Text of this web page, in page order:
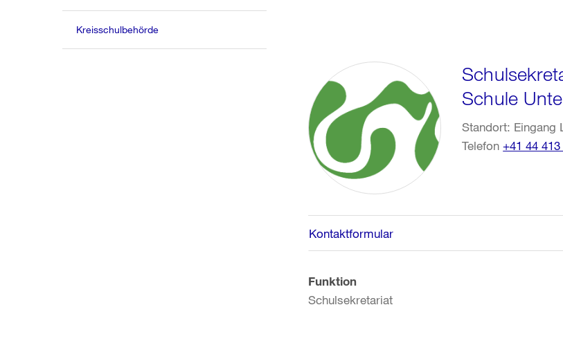
Schule
Standort: Eingang
Telefon+41 44
Kontaktformular
Funktion
Schulsekretariat
Kreisschulbehörde